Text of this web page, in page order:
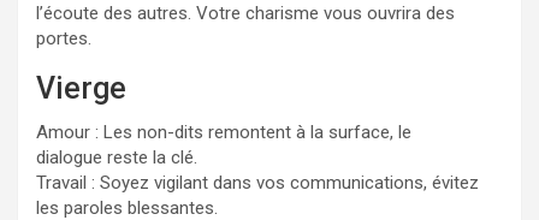
l’écoute des autres. Votre charisme vous ouvrira des
portes.
Vierge
Amour : Les non-dits remontent à la surface, le
dialogue reste la clé.
Travail : Soyez vigilant dans vos communications, évitez
les paroles blessantes.